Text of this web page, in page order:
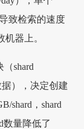
致检索的速度
器上。
shard
），决定创建
shard，shard
数量降低了